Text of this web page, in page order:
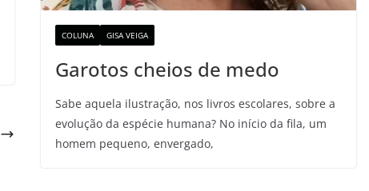
COLUNA GISA VEIGA
Garotos cheios de medo
Sabe aquela ilustração, nos livros escolares, sobre a
evolução da espécie humana? No início da fila, um
homem pequeno, envergado,